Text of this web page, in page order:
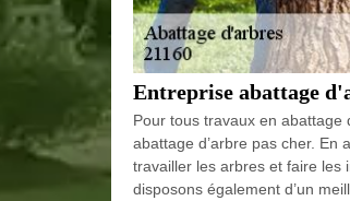
Entreprise abattage
Pour tous travaux en abattage
abattage d’arbre pas cher. En
travailler les arbres et faire les
disposons également d’un